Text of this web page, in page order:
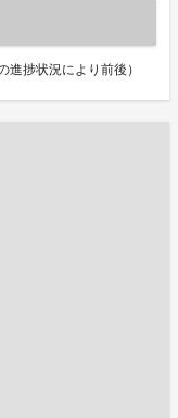
捗状況により前後）